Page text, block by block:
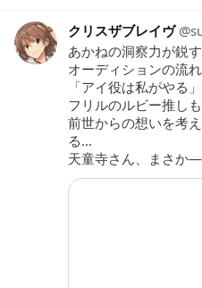
クリスザブレイヴ
あかねの洞察力が鋭
オーディションの流
「アイ役は私がやる
フリルのルビー推し
前世からの想いを考
る…
天童寺さん、まさか